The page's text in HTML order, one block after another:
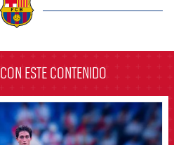
CON ESTE CONTENIDO
FCB Barcelona badge